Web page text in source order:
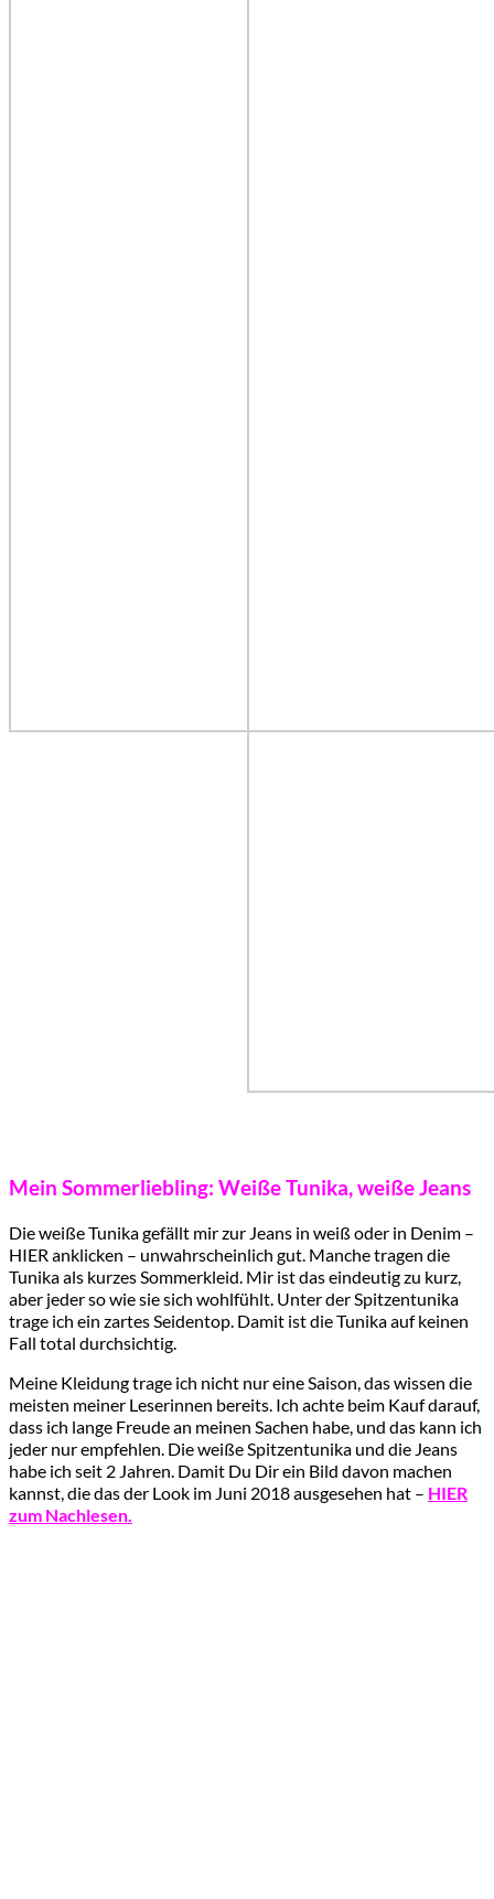
Mein Sommerliebling: Weiße Tunika, weiße Jeans
Die weiße Tunika gefällt mir zur Jeans in weiß oder in Denim –
HIER anklicken – unwahrscheinlich gut. Manche tragen die
Tunika als kurzes Sommerkleid. Mir ist das eindeutig zu kurz,
aber jeder so wie sie sich wohlfühlt. Unter der Spitzentunika
trage ich ein zartes Seidentop. Damit ist die Tunika auf keinen
Fall total durchsichtig.
Meine Kleidung trage ich nicht nur eine Saison, das wissen die
meisten meiner Leserinnen bereits. Ich achte beim Kauf darauf,
dass ich lange Freude an meinen Sachen habe, und das kann ich
jeder nur empfehlen. Die weiße Spitzentunika und die Jeans
habe ich seit 2 Jahren. Damit Du Dir ein Bild davon machen
kannst, die das der Look im Juni 2018 ausgesehen hat – HIER
zum Nachlesen.